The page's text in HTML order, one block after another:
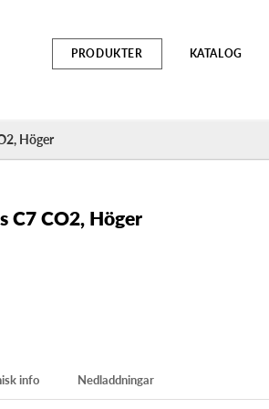
PRODUKTER KATALOG
Höger
C7 CO2, Höger
info Nedladdningar